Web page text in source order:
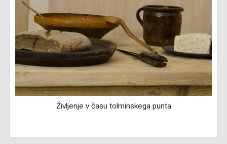
Življenje v času tolminskega punta